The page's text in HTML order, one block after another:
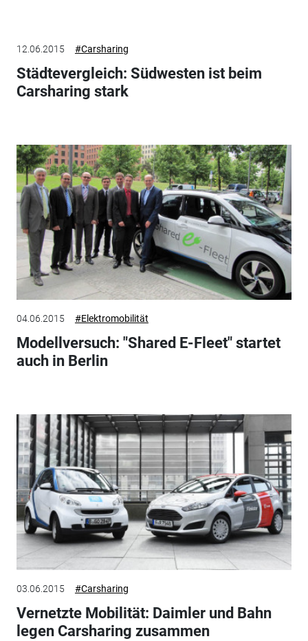
12.06.2015 #Carsharing
Städtevergleich: Südwesten ist beim
Carsharing stark
04.06.2015 #Elektromobilität
Modellversuch: "Shared E-Fleet" startet
auch in Berlin
03.06.2015 #Carsharing
Vernetzte Mobilität: Daimler und Bahn
legen Carsharing zusammen